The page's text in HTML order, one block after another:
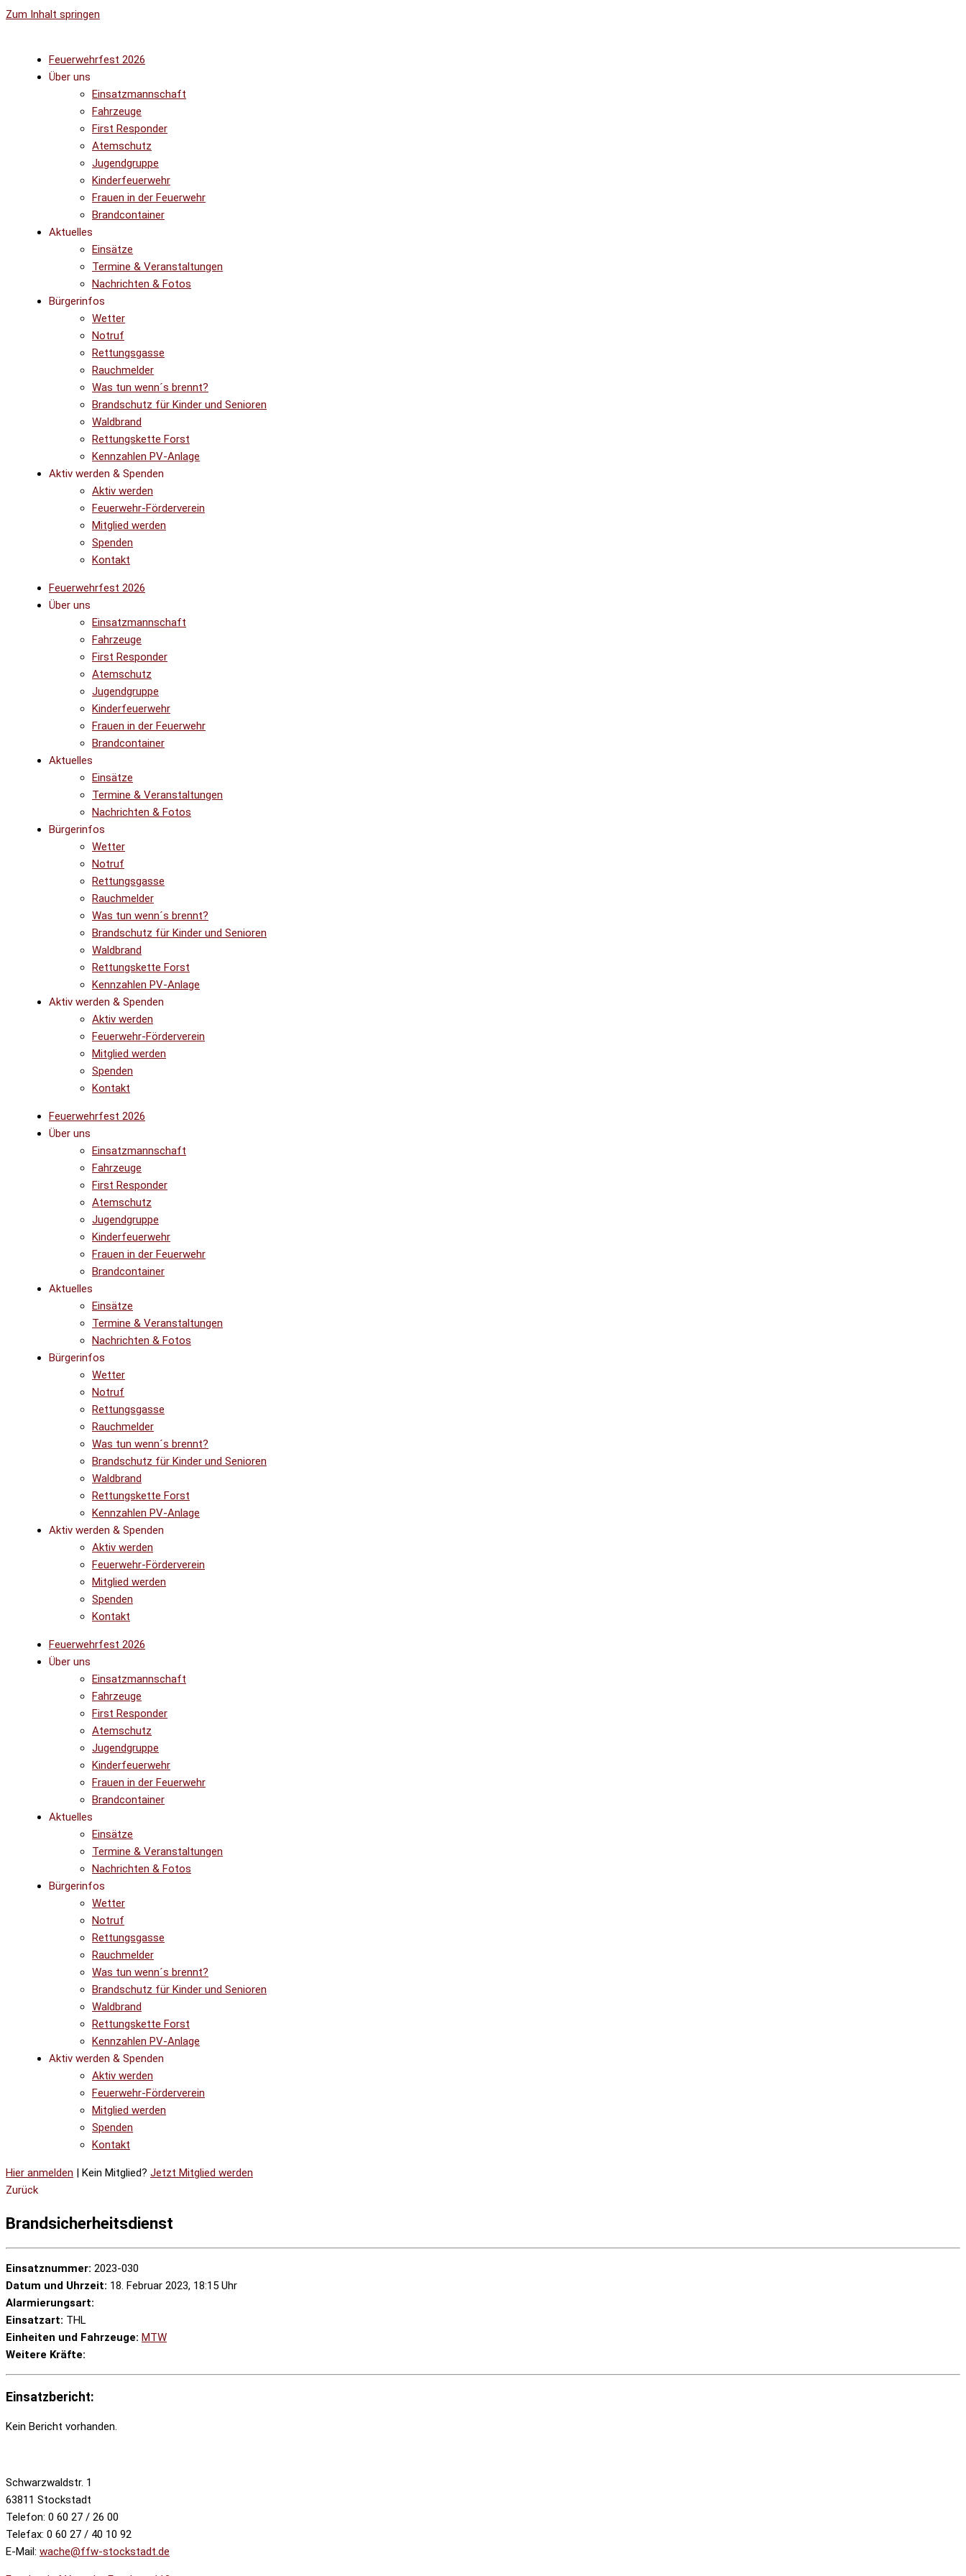
Zum Inhalt springen
Feuerwehrfest 2026
Über uns
Einsatzmannschaft
Fahrzeuge
First Responder
Atemschutz
Jugendgruppe
Kinderfeuerwehr
Frauen in der Feuerwehr
Brandcontainer
Aktuelles
Einsätze
Termine & Veranstaltungen
Nachrichten & Fotos
Bürgerinfos
Wetter
Notruf
Rettungsgasse
Rauchmelder
Was tun wenn´s brennt?
Brandschutz für Kinder und Senioren
Waldbrand
Rettungskette Forst
Kennzahlen PV-Anlage
Aktiv werden & Spenden
Aktiv werden
Feuerwehr-Förderverein
Mitglied werden
Spenden
Kontakt
Feuerwehrfest 2026
Über uns
Einsatzmannschaft
Fahrzeuge
First Responder
Atemschutz
Jugendgruppe
Kinderfeuerwehr
Frauen in der Feuerwehr
Brandcontainer
Aktuelles
Einsätze
Termine & Veranstaltungen
Nachrichten & Fotos
Bürgerinfos
Wetter
Notruf
Rettungsgasse
Rauchmelder
Was tun wenn´s brennt?
Brandschutz für Kinder und Senioren
Waldbrand
Rettungskette Forst
Kennzahlen PV-Anlage
Aktiv werden & Spenden
Aktiv werden
Feuerwehr-Förderverein
Mitglied werden
Spenden
Kontakt
Feuerwehrfest 2026
Über uns
Einsatzmannschaft
Fahrzeuge
First Responder
Atemschutz
Jugendgruppe
Kinderfeuerwehr
Frauen in der Feuerwehr
Brandcontainer
Aktuelles
Einsätze
Termine & Veranstaltungen
Nachrichten & Fotos
Bürgerinfos
Wetter
Notruf
Rettungsgasse
Rauchmelder
Was tun wenn´s brennt?
Brandschutz für Kinder und Senioren
Waldbrand
Rettungskette Forst
Kennzahlen PV-Anlage
Aktiv werden & Spenden
Aktiv werden
Feuerwehr-Förderverein
Mitglied werden
Spenden
Kontakt
Feuerwehrfest 2026
Über uns
Einsatzmannschaft
Fahrzeuge
First Responder
Atemschutz
Jugendgruppe
Kinderfeuerwehr
Frauen in der Feuerwehr
Brandcontainer
Aktuelles
Einsätze
Termine & Veranstaltungen
Nachrichten & Fotos
Bürgerinfos
Wetter
Notruf
Rettungsgasse
Rauchmelder
Was tun wenn´s brennt?
Brandschutz für Kinder und Senioren
Waldbrand
Rettungskette Forst
Kennzahlen PV-Anlage
Aktiv werden & Spenden
Aktiv werden
Feuerwehr-Förderverein
Mitglied werden
Spenden
Kontakt
Hier anmelden | Kein Mitglied? Jetzt Mitglied werden
Zurück
Brandsicherheitsdienst
Einsatznummer: 2023-030
Datum und Uhrzeit: 18. Februar 2023, 18:15 Uhr
Alarmierungsart:
Einsatzart: THL
Einheiten und Fahrzeuge: MTW
Weitere Kräfte:
Einsatzbericht:
Kein Bericht vorhanden.
Schwarzwaldstr. 1
63811 Stockstadt
Telefon: 0 60 27 / 26 00
Telefax: 0 60 27 / 40 10 92
E-Mail: wache@ffw-stockstadt.de